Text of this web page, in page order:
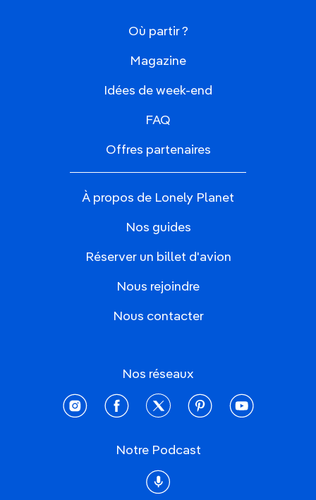
Où partir ?
Magazine
Idées de week-end
FAQ
Offres partenaires
À propos de Lonely Planet
Nos guides
Réserver un billet d'avion
Nous rejoindre
Nous contacter
Nos réseaux
instagramfacebooktwitter pinterestyoutube
Notre Podcast
Podcast